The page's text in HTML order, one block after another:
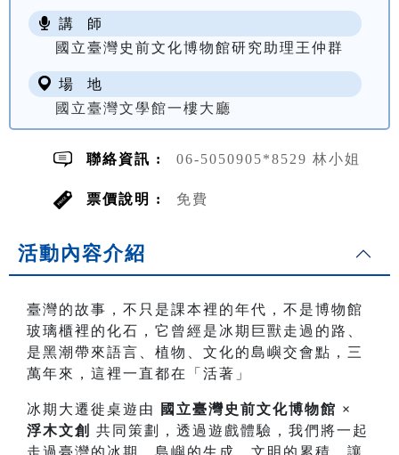
講 師
國立臺灣史前文化博物館研究助理王仲群
場 地
國立臺灣文學館一樓大廳
聯絡資訊 : 06-5050905*8529 林小姐
票價說明 : 免費
活動內容介紹
臺灣的故事，不只是課本裡的年代，不是博物館
玻璃櫃裡的化石，它曾經是冰期巨獸走過的路、
是黑潮帶來語言、植物、文化的島嶼交會點，三
萬年來，這裡一直都在「活著」
冰期大遷徙桌遊由
國立臺灣史前文化博物館 ×
浮木文創
共同策劃，透過遊戲體驗，我們將一起
走過臺灣的冰期、島嶼的生成、文明的累積，讓